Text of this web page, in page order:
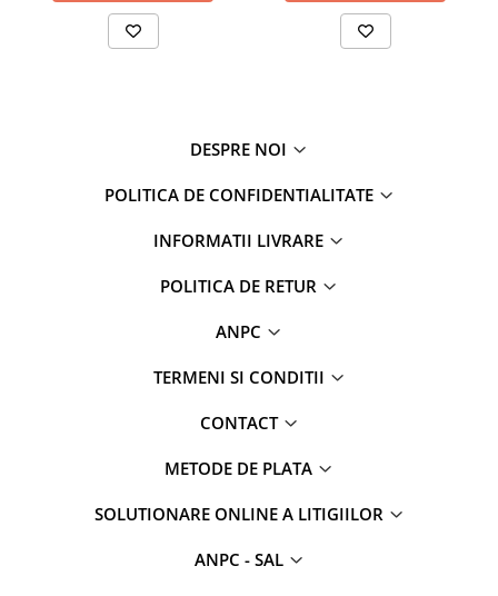
DESPRE NOI
POLITICA DE CONFIDENTIALITATE
INFORMATII LIVRARE
POLITICA DE RETUR
ANPC
TERMENI SI CONDITII
CONTACT
METODE DE PLATA
SOLUTIONARE ONLINE A LITIGIILOR
ANPC - SAL